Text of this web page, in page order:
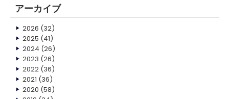
アーカイブ
2026 (32)
2025 (41)
2024 (26)
2023 (26)
2022(36)
2021 (36)
2020 (58)